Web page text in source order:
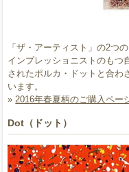
「ザ・アーティスト」の2つ
インプレッショニストのもつ
されたポルカ・ドットと合わ
います。
» 2016年春夏柄のご購入ペー
Dot（ドット）